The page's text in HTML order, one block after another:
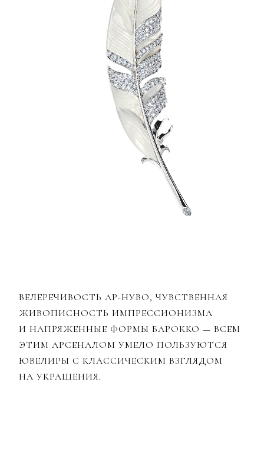
ВЕЛЕРЕЧИВОСТЬ АР-НУВО, ЧУВСТВЕННАЯ
ЖИВОПИСНОСТЬ ИМПРЕССИОНИЗМА
И НАПРЯЖЕННЫЕ ФОРМЫ БАРОККО — ВСЕМ
ЭТИМ АРСЕНАЛОМ УМЕЛО ПОЛЬЗУЮТСЯ
ЮВЕЛИРЫ С КЛАССИЧЕСКИМ ВЗГЛЯДОМ
НА УКРАШЕНИЯ.